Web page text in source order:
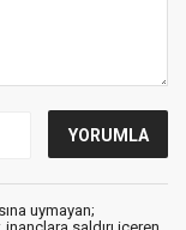
uymayan;